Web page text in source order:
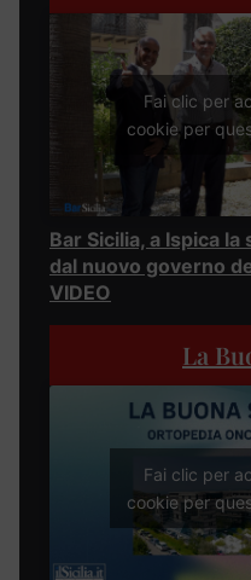
Fai clic per
cookie per
Bar Sicilia, a Ispica
dal nuovo governo
VIDEO
La
Fai clic per
cookie per